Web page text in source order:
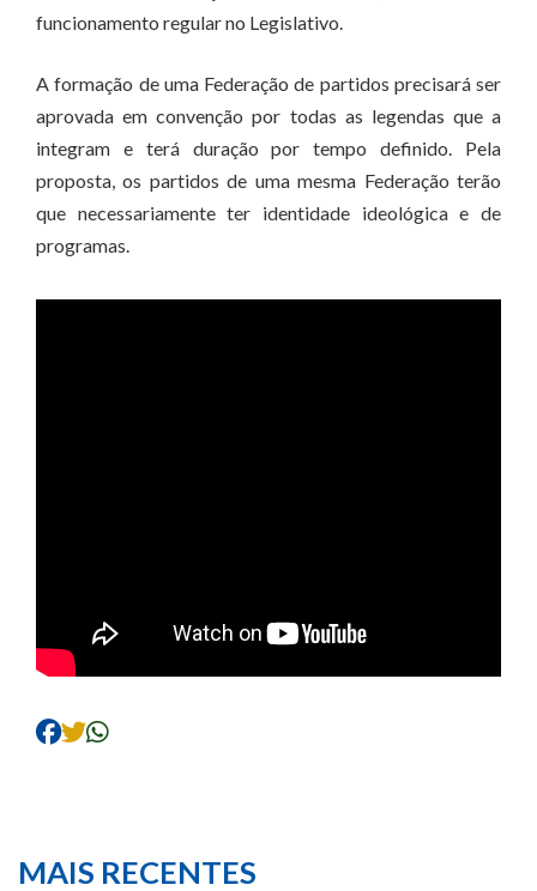
funcionamento regular no Legislativo.
A formação de uma Federação de partidos precisará ser
aprovada em convenção por todas as legendas que a
integram e terá duração por tempo definido. Pela
proposta, os partidos de uma mesma Federação terão
que necessariamente ter identidade ideológica e de
programas.
MAIS RECENTES